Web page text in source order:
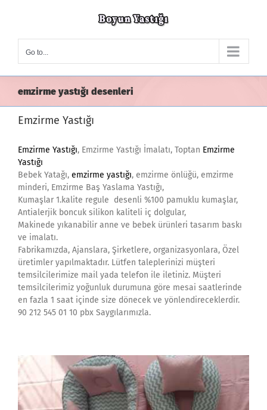
Go to...
emzirme yastığı desenleri
Emzirme Yastığı
Emzirme Yastığı, Emzirme Yastığı İmalatı, Toptan Emzirme
Yastığı
Bebek Yatağı, emzirme yastığı, emzirme önlüğü, emzirme
minderi, Emzirme Baş Yaslama Yastığı,
Kumaşlar 1.kalite regule desenli %100 pamuklu kumaşlar,
Antialerjik boncuk silikon kaliteli iç dolgular,
Makinede yıkanabilir anne ve bebek ürünleri tasarım baskı
ve imalatı.
Fabrikamızda, Ajanslara, Şirketlere, organizasyonlara, Özel
üretimler yapılmaktadır. Lütfen taleplerinizi müşteri
temsilcilerimize mail yada telefon ile iletiniz. Müşteri
temsilcilerimiz yoğunluk durumuna göre mesai saatlerinde
en fazla 1 saat içinde size dönecek ve yönlendireceklerdir.
90 212 545 01 10 pbx Saygılarımızla.